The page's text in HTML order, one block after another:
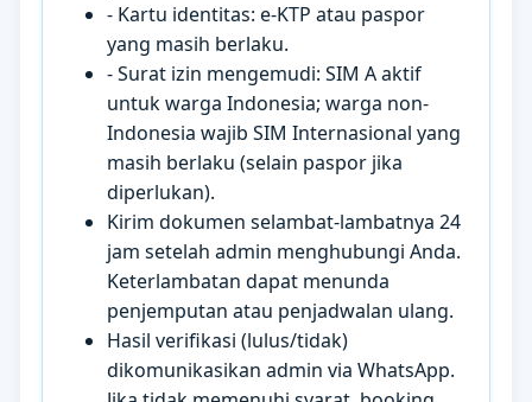
- Kartu identitas: e-KTP atau paspor
yang masih berlaku.
- Surat izin mengemudi: SIM A aktif
untuk warga Indonesia; warga non-
Indonesia wajib SIM Internasional yang
masih berlaku (selain paspor jika
diperlukan).
Kirim dokumen selambat-lambatnya 24
jam setelah admin menghubungi Anda.
Keterlambatan dapat menunda
penjemputan atau penjadwalan ulang.
Hasil verifikasi (lulus/tidak)
dikomunikasikan admin via WhatsApp.